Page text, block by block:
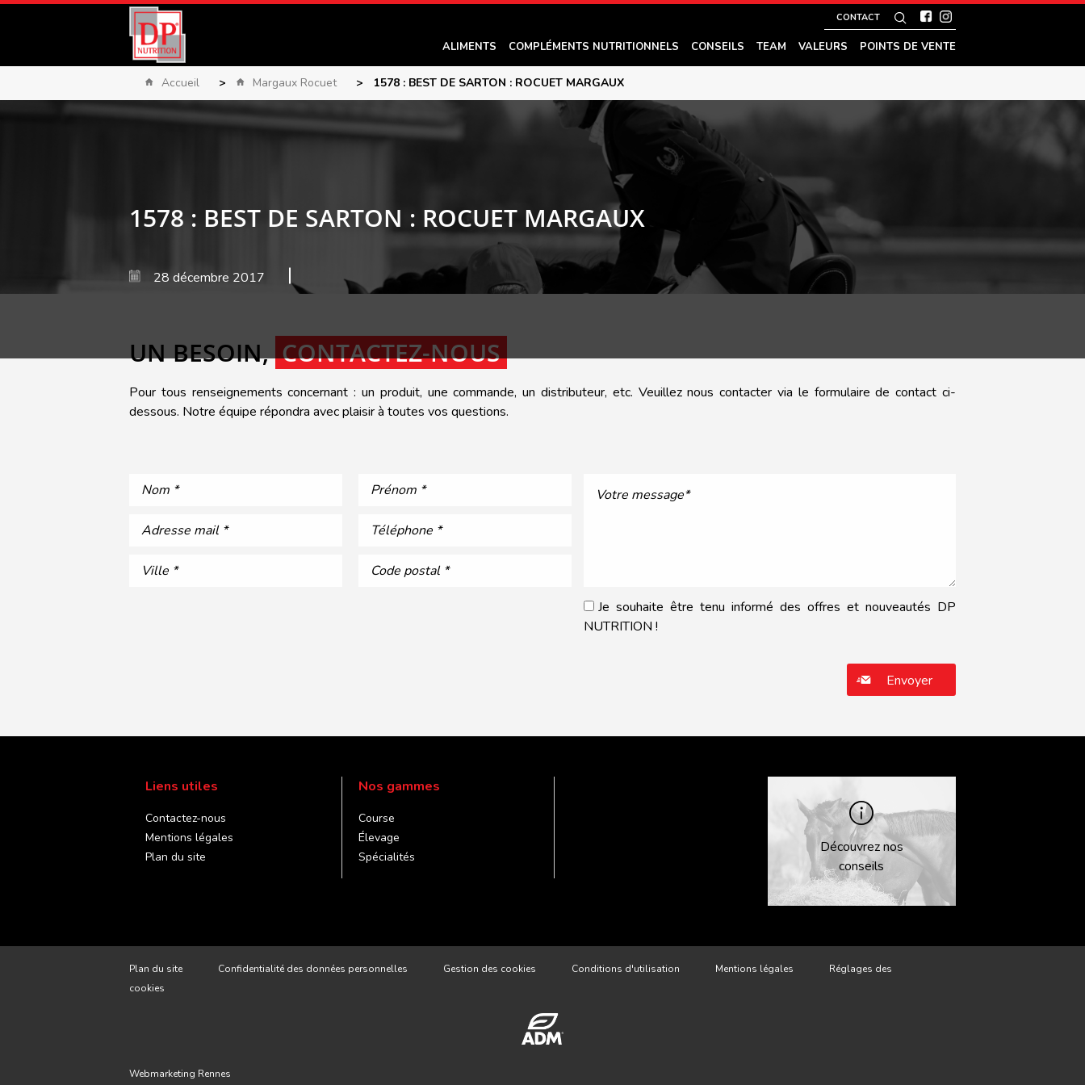
CONTACT
ALIMENTS COMPLÉMENTS NUTRITIONNELS CONSEILS TEAM VALEURS POINTS DE VENTE
Accueil > Margaux Rocuet > 1578 : BEST DE SARTON : ROCUET MARGAUX
1578 : BEST DE SARTON : ROCUET MARGAUX
28 décembre 2017
UN BESOIN,CONTACTEZ-NOUS
Pour tous renseignements concernant : un produit, une commande, un distributeur, etc. Veuillez nous contacter via le formulaire de contact ci-
dessous. Notre équipe répondra avec plaisir à toutes vos questions.
Je souhaite être tenu informé des offres et nouveautés DP
NUTRITION !
Liens utiles
Contactez-nous
Mentions légales
Plan du site
Nos gammes
Course
Élevage
Spécialités
Découvrez nos
conseils
Plan du site Confidentialité des données personnelles Gestion des cookies Conditions d'utilisation Mentions légales
Réglages des
cookies
Webmarketing Rennes